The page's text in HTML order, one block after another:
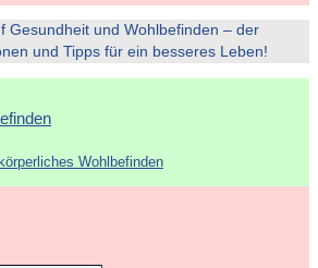
Gesundheit und Wohlbefinden – der
und Tipps für ein besseres Leben!
Wohlbefinden